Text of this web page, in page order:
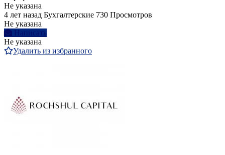
Не указана
4 лет назад Бухгалтерские 730 Просмотров
Не указана
Написать
Не указана
Удалить из избранного